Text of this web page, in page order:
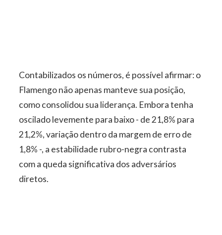
Contabilizados os números, é possível afirmar: o
Flamengo não apenas manteve sua posição,
como consolidou sua liderança. Embora tenha
oscilado levemente para baixo - de 21,8% para
21,2%, variação dentro da margem de erro de
1,8% -, a estabilidade rubro-negra contrasta
com a queda significativa dos adversários
diretos.